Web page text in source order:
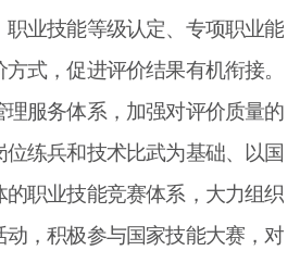
业技能等级认定、专项职业能
式，促进评价结果有机衔接。
服务体系，加强对评价质量的
位练兵和技术比武为基础、以国
职业技能竞赛体系，大力组织
，积极参与国家技能大赛，对